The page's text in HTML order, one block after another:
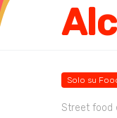
Solo su
Street food